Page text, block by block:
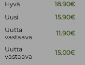
Hyvä
18.90€
Uusi 15.90€
Uutta
vastaava
11.90€
Uutta
vastaava
15.00€